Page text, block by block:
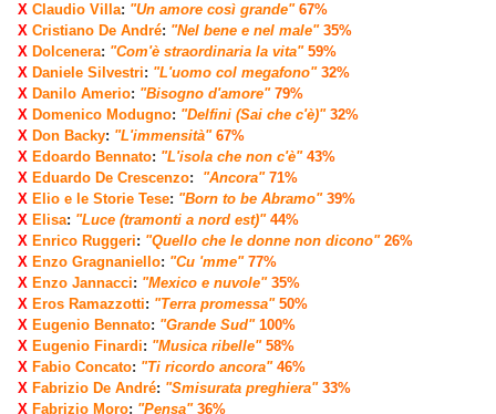
X Claudio Villa: "Un amore così grande" 67%
X Cristiano De André: "Nel bene e nel male" 35%
X Dolcenera: "Com'è straordinaria la vita"59%
X Daniele Silvestri: "L'uomo col megafono"32%
X Danilo Amerio: "Bisogno d'amore"79%
X Domenico Modugno: "Delfini (Sai che c'è)" 32%
X Don Backy: "L'immensità"67%
X Edoardo Bennato: "L'isola che non c'è" 43%
X Eduardo De Crescenzo: "Ancora"71%
X Elio e le Storie Tese: "Born to be Abramo"39%
X Elisa: "Luce (tramonti a nord est)"44%
X Enrico Ruggeri: "Quello che le donne non dicono" 26%
X Enzo Gragnaniello: "Cu 'mme" 77%
X Enzo Jannacci: "Mexico e nuvole" 35%
X Eros Ramazzotti: "Terra promessa" 50%
X Eugenio Bennato: "Grande Sud"100%
X Eugenio Finardi: "Musica ribelle" 58%
X Fabio Concato: "Ti ricordo ancora"46%
X Fabrizio De André: "Smisurata preghiera" 33%
X Fabrizio Moro: "Pensa"36%